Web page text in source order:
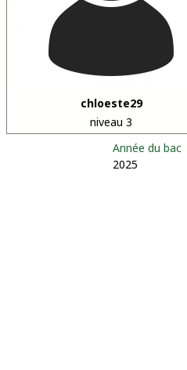
chloeste29
niveau 3
Année du bac
2025